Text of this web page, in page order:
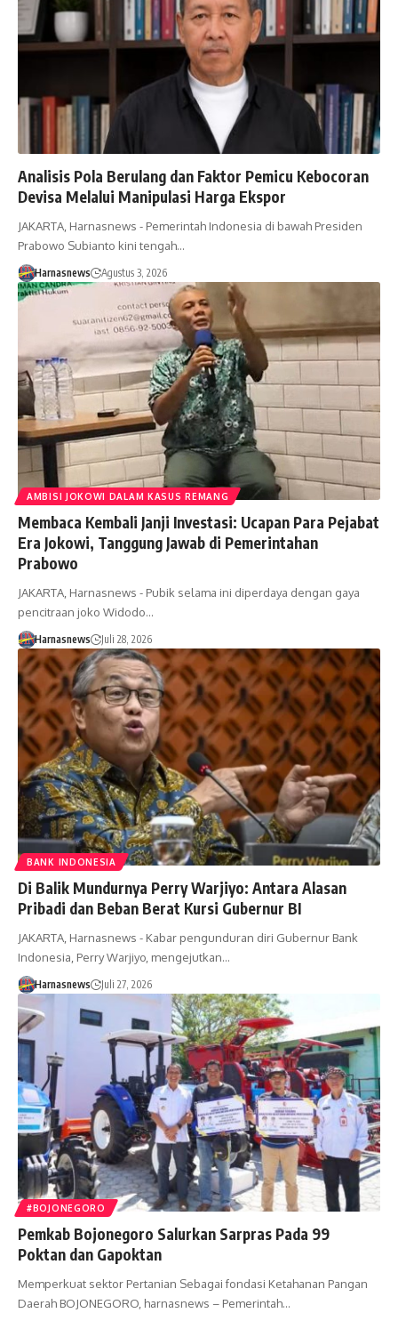
Analisis Pola Berulang dan Faktor Pemicu Kebocoran
Devisa Melalui Manipulasi Harga Ekspor
JAKARTA, Harnasnews - Pemerintah Indonesia di bawah Presiden
Prabowo Subianto kini tengah…
Harnasnews Agustus 3, 2026
AMBISI JOKOWI DALAM KASUS REMANG
Membaca Kembali Janji Investasi: Ucapan Para Pejabat
Era Jokowi, Tanggung Jawab di Pemerintahan
Prabowo
JAKARTA, Harnasnews - Pubik selama ini diperdaya dengan gaya
pencitraan joko Widodo…
Harnasnews Juli 28, 2026
BANK INDONESIA
Di Balik Mundurnya Perry Warjiyo: Antara Alasan
Pribadi dan Beban Berat Kursi Gubernur BI
JAKARTA, Harnasnews - Kabar pengunduran diri Gubernur Bank
Indonesia, Perry Warjiyo, mengejutkan…
Harnasnews Juli 27, 2026
#BOJONEGORO
Pemkab Bojonegoro Salurkan Sarpras Pada 99
Poktan dan Gapoktan
Memperkuat sektor Pertanian Sebagai fondasi Ketahanan Pangan
Daerah BOJONEGORO, harnasnews – Pemerintah…